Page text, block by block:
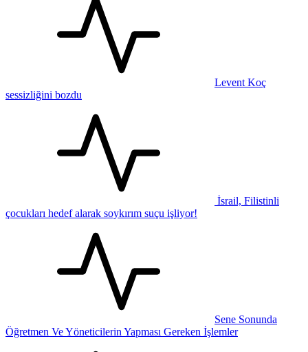
Levent Koç
sessizliğini bozdu
İsrail, Filistinli
çocukları hedef alarak soykırım suçu işliyor!
Sene Sonunda
Öğretmen Ve Yöneticilerin Yapması Gereken İşlemler